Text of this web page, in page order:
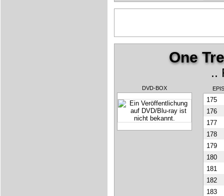
One
..
DVD-BOX
175
176
177
178
179
180
181
182
183